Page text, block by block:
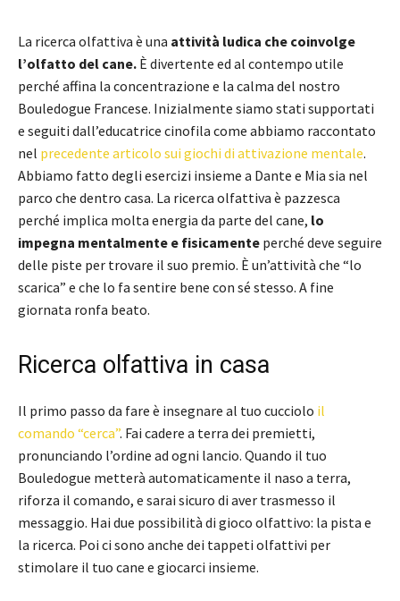
La ricerca olfattiva è una attività ludica che coinvolge
l’olfatto del cane. È divertente ed al contempo utile
perché affina la concentrazione e la calma del nostro
Bouledogue Francese. Inizialmente siamo stati supportati
e seguiti dall’educatrice cinofila come abbiamo raccontato
nel precedente articolo sui giochi di attivazione mentale.
Abbiamo fatto degli esercizi insieme a Dante e Mia sia nel
parco che dentro casa. La ricerca olfattiva è pazzesca
perché implica molta energia da parte del cane, lo
impegna mentalmente e fisicamente perché deve seguire
delle piste per trovare il suo premio. È un’attività che “lo
scarica” e che lo fa sentire bene con sé stesso. A fine
giornata ronfa beato.
Ricerca olfattiva in casa
Il primo passo da fare è insegnare al tuo cucciolo il
comando “cerca”. Fai cadere a terra dei premietti,
pronunciando l’ordine ad ogni lancio. Quando il tuo
Bouledogue metterà automaticamente il naso a terra,
riforza il comando, e sarai sicuro di aver trasmesso il
messaggio. Hai due possibilità di gioco olfattivo: la pista e
la ricerca. Poi ci sono anche dei tappeti olfattivi per
stimolare il tuo cane e giocarci insieme.